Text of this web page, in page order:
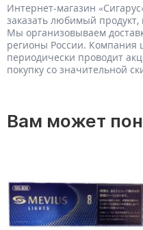
Интернет-магазин
заказать любимый
Мы организовываем
регионы России. Компания
периодически проводит
покупку со значительной
Вам может